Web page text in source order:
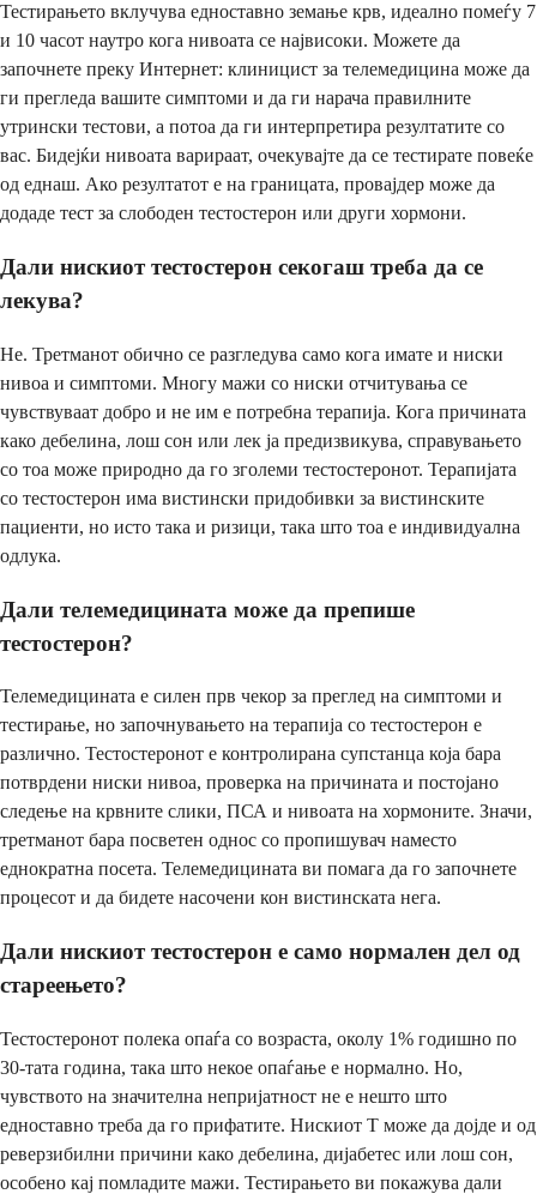
Тестирањето вклучува едноставно земање крв, идеално помеѓу 7
и 10 часот наутро кога нивоата се највисоки. Можете да
започнете преку Интернет: клиницист за телемедицина може да
ги прегледа вашите симптоми и да ги нарача правилните
утрински тестови, а потоа да ги интерпретира резултатите со
вас. Бидејќи нивоата варираат, очекувајте да се тестирате повеќе
од еднаш. Ако резултатот е на границата, провајдер може да
додаде тест за слободен тестостерон или други хормони.
Дали нискиот тестостерон секогаш треба да се
лекува?
Не. Третманот обично се разгледува само кога имате и ниски
нивоа и симптоми. Многу мажи со ниски отчитувања се
чувствуваат добро и не им е потребна терапија. Кога причината
како дебелина, лош сон или лек ја предизвикува, справувањето
со тоа може природно да го зголеми тестостеронот. Терапијата
со тестостерон има вистински придобивки за вистинските
пациенти, но исто така и ризици, така што тоа е индивидуална
одлука.
Дали телемедицината може да препише
тестостерон?
Телемедицината е силен прв чекор за преглед на симптоми и
тестирање, но започнувањето на терапија со тестостерон е
различно. Тестостеронот е контролирана супстанца која бара
потврдени ниски нивоа, проверка на причината и постојано
следење на крвните слики, ПСА и нивоата на хормоните. Значи,
третманот бара посветен однос со пропишувач наместо
еднократна посета. Телемедицината ви помага да го започнете
процесот и да бидете насочени кон вистинската нега.
Дали нискиот тестостерон е само нормален дел од
стареењето?
Тестостеронот полека опаѓа со возраста, околу 1% годишно по
30-тата година, така што некое опаѓање е нормално. Но,
чувството на значителна непријатност не е нешто што
едноставно треба да го прифатите. Нискиот Т може да дојде и од
реверзибилни причини како дебелина, дијабетес или лош сон,
особено кај помладите мажи. Тестирањето ви покажува дали